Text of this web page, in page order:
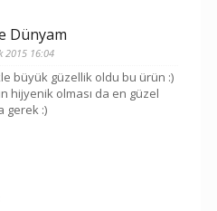
Dünyam
2015 16:04
büyük güzellik oldu bu ürün :)
hijyenik olması da en güzel
gerek :)